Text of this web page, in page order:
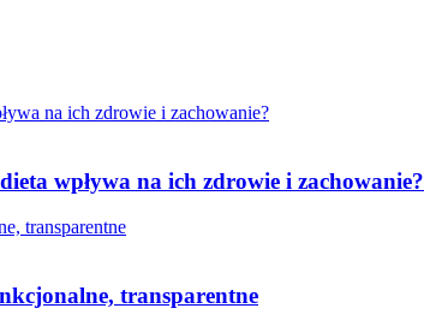
wpływa na ich zdrowie i zachowanie?
transparentne